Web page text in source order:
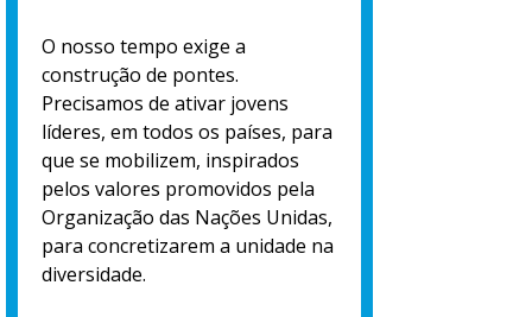
O nosso tempo exige a
construção de pontes.
Precisamos de ativar jovens
líderes, em todos os países, para
que se mobilizem, inspirados
pelos valores promovidos pela
Organização das Nações Unidas,
para concretizarem a unidade na
diversidade.